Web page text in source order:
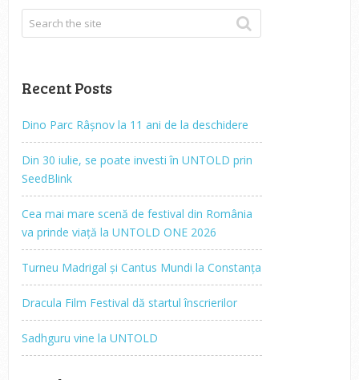
Recent Posts
Dino Parc Râșnov la 11 ani de la deschidere
Din 30 iulie, se poate investi în UNTOLD prin
SeedBlink
Cea mai mare scenă de festival din România
va prinde viață la UNTOLD ONE 2026
Turneu Madrigal și Cantus Mundi la Constanța
Dracula Film Festival dă startul înscrierilor
Sadhguru vine la UNTOLD